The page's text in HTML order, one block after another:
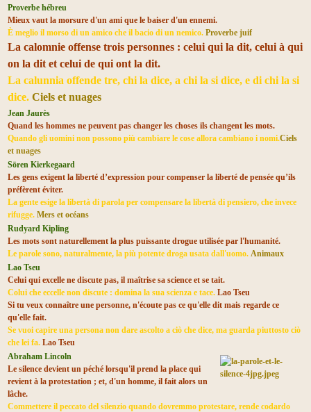
Proverbe hébreu
Mieux vaut la morsure d'un ami que le baiser d'un ennemi.
È meglio il morso di un amico che il bacio di un nemico. Proverbe juif
La calomnie offense trois personnes : celui qui la dit, celui à qui
on la dit et celui de qui ont la dit.
La calunnia offende tre, chi la dice, a chi la si dice, e di chi la si
dice. Ciels et nuages
Jean Jaurès
Quand les hommes ne peuvent pas changer les choses ils changent les mots.
Quando gli uomini non possono più cambiare le cose allora cambiano i nomi.Ciels
et nuages
Sören Kierkegaard
Les gens exigent la liberté d’expression pour compenser la liberté de pensée qu’ils
préfèrent éviter.
La gente esige la libertà di parola per compensare la libertà di pensiero, che invece
rifugge. Mers et océans
Rudyard Kipling
Les mots sont naturellement la plus puissante drogue utilisée par l'humanité.
Le parole sono, naturalmente, la più potente droga usata dall'uomo. Animaux
Lao Tseu
Celui qui excelle ne discute pas, il maîtrise sa science et se tait.
Colui che eccelle non discute : domina la sua scienza e tace. Lao Tseu
Si tu veux connaître une personne, n'écoute pas ce qu'elle dit mais regarde ce
qu'elle fait.
Se vuoi capire una persona non dare ascolto a ciò che dice, ma guarda piuttosto ciò
che lei fa. Lao Tseu
Abraham Lincoln
Le silence devient un péché lorsqu'il prend la place qui
revient à la protestation ; et, d'un homme, il fait alors un
lâche.
Commettere il peccato del silenzio quando dovremmo protestare, rende codardo